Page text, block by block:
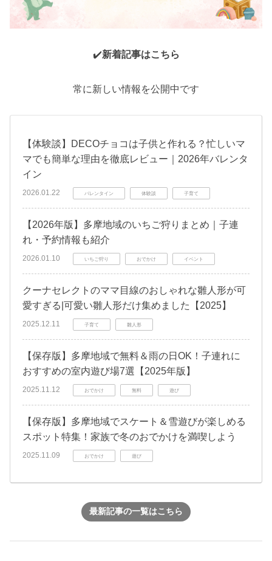
✔️新着記事はこちら
常に新しい情報を公開中です
【体験談】DECOチョコは子供と作れる？忙しいマ
マでも簡単な理由を徹底レビュー｜2026年バレンタ
イン
2026.01.22 バレンタイン 体験談 子育て
【2026年版】多摩地域のいちご狩りまとめ｜子連
れ・予約情報も紹介
2026.01.10 いちご狩り おでかけ イベント
クーナセレクトのママ目線のおしゃれな雛人形が可
愛すぎる|可愛い雛人形だけ集めました【2025】
2025.12.11 子育て 雛人形
【保存版】多摩地域で無料＆雨の日OK！子連れに
おすすめの室内遊び場7選【2025年版】
2025.11.12 おでかけ 無料 遊び
【保存版】多摩地域でスケート＆雪遊びが楽しめる
スポット特集！家族で冬のおでかけを満喫しよう
2025.11.09 おでかけ 遊び
最新記事の一覧はこちら